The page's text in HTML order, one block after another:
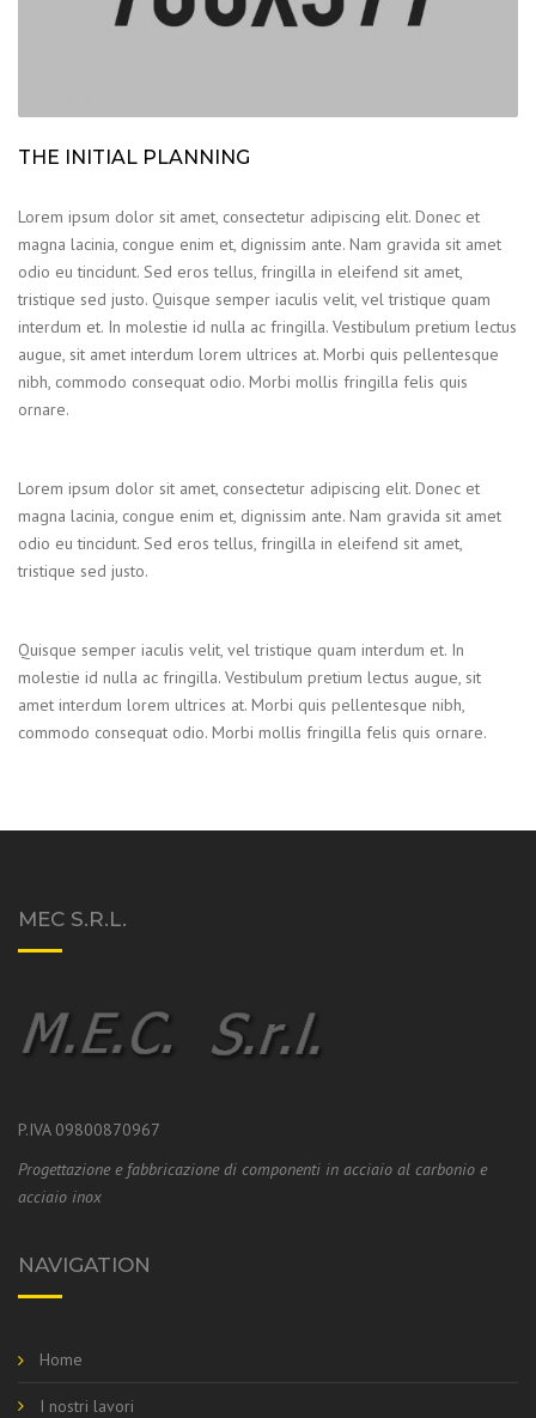
THE INITIAL PLANNING
Lorem ipsum dolor sit amet, consectetur adipiscing elit. Donec et
magna lacinia, congue enim et, dignissim ante. Nam gravida sit amet
odio eu tincidunt. Sed eros tellus, fringilla in eleifend sit amet,
tristique sed justo. Quisque semper iaculis velit, vel tristique quam
interdum et. In molestie id nulla ac fringilla. Vestibulum pretium lectus
augue, sit amet interdum lorem ultrices at. Morbi quis pellentesque
nibh, commodo consequat odio. Morbi mollis fringilla felis quis
ornare.
Lorem ipsum dolor sit amet, consectetur adipiscing elit. Donec et
magna lacinia, congue enim et, dignissim ante. Nam gravida sit amet
odio eu tincidunt. Sed eros tellus, fringilla in eleifend sit amet,
tristique sed justo.
Quisque semper iaculis velit, vel tristique quam interdum et. In
molestie id nulla ac fringilla. Vestibulum pretium lectus augue, sit
amet interdum lorem ultrices at. Morbi quis pellentesque nibh,
commodo consequat odio. Morbi mollis fringilla felis quis ornare.
MEC S.R.L.
P.IVA 09800870967
Progettazione e fabbricazione di componenti in acciaio al carbonio e
acciaio inox
NAVIGATION
Home
I nostri lavori